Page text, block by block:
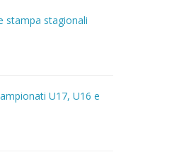
stampa stagionali
U17, U16 e